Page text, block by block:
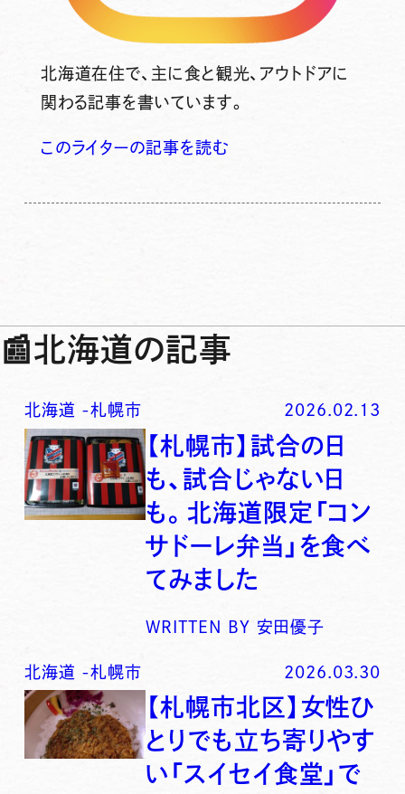
北海道在住で、主に食と観光、アウトドアに
関わる記事を書いています。
このライターの記事を読む
📰北海道の記事
北海道 -札幌市 2026.02.13
【札幌市】試合の日
も、試合じゃない日
も。北海道限定「コン
サドーレ弁当」を食べ
てみました
WRITTEN BY 安田優子
北海道 -札幌市 2026.03.30
【札幌市北区】女性ひ
とりでも立ち寄りやす
い「スイセイ食堂」で